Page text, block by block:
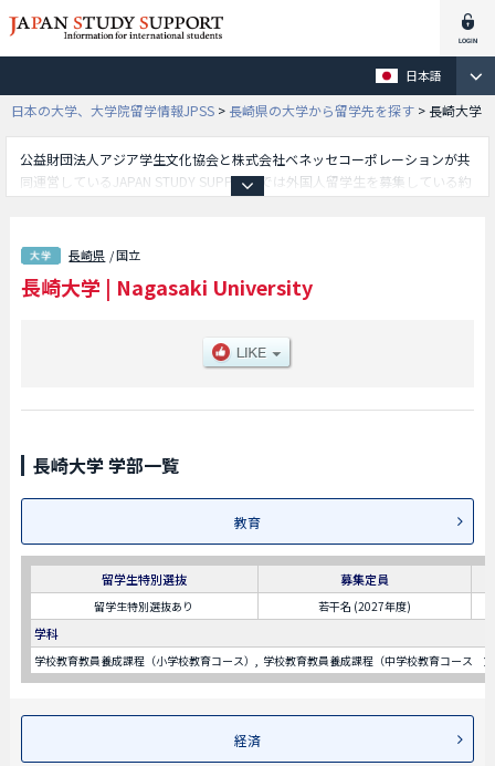
日本語
日本の大学、大学院留学情報JPSS > 長崎県の大学から留学先を探す > 長崎大学
公益財団法人アジア学生文化協会と株式会社ベネッセコーポレーションが共
同運営しているJAPAN STUDY SUPPORTでは外国人留学生を募集している約
や医学部や歯学部や薬学部や工学部や環境科学部や水産学部や多文化社会学
部や情報データ科学部等、学部別情報や、募集定員や合格者数など入試情
報、施設案内、アクセスなど外国人留学生に必要な情報を掲載しているので
長崎県 / 国立
長崎大学 | Nagasaki University
長崎大学 学部一覧
教育
留学生特別選抜 募集定員
留学生特別選抜あり 若干名 (2027年度)
学科
学校教育教員養成課程（小学校教育コース） 学校教育教員養成課程（中学校教育コース
経済